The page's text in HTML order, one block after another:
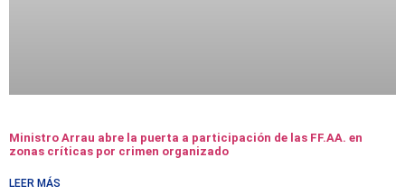
Ministro Arrau abre la puerta a participación de las FF.AA. en
zonas críticas por crimen organizado
LEER MÁS